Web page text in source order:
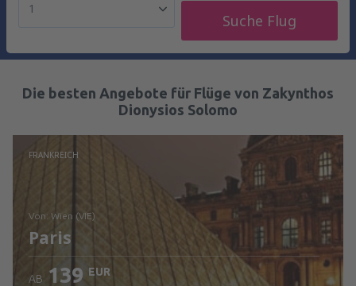
1
Suche Flug
Die besten Angebote für Flüge von Zakynthos
Dionysios Solomo
FRANKREICH
von: Wien (VIE)
Paris
AB 139 EUR